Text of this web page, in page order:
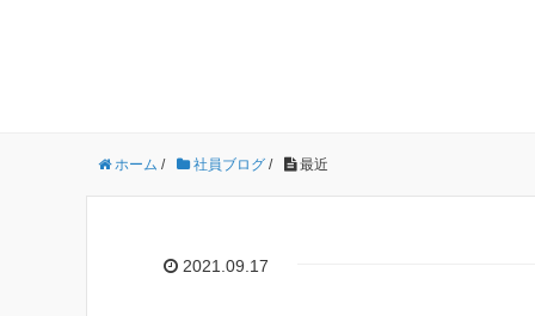
ホーム / 社員ブログ / 最近
2021.09.17